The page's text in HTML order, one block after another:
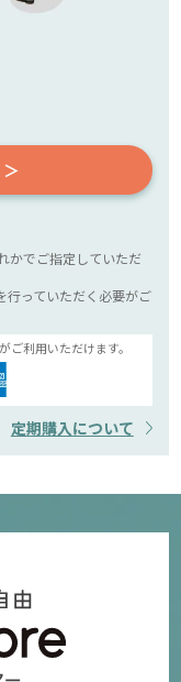
かでご指定していただ
行っていただく必要がご
利用いただけます。
定期購入について